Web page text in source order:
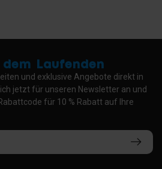
Laufenden
und exklusive Angebote direkt in
jetzt für unseren Newsletter an und
für 10 % Rabatt auf Ihre